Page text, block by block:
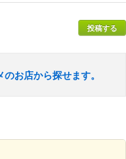
投稿する
お店から探せます。